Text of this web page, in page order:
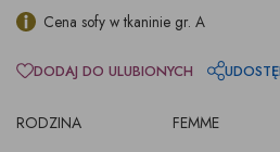
Cena sofy w tkaninie gr. A
RODZINA
FEMME
DODAJ DO ULUBIONYCH